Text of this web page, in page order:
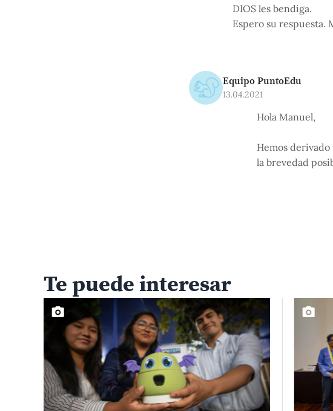
DIOS les bendiga.
Espero su respuesta.
Equipo PuntoEdu
13.04.2021
Hola Manuel,
Hemos
la brevedad
Te puede interesar